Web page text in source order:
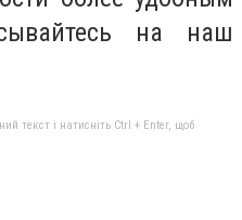
на наш
текст і натисніть Ctrl + Enter, щоб